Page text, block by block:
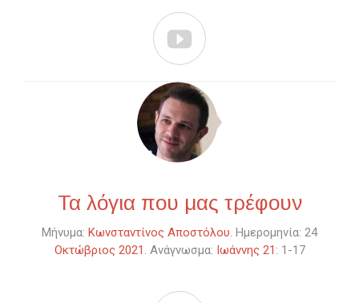

Τα λόγια που μας τρέφουν
Μήνυμα: Κωνσταντίνος Αποστόλου. Ημερομηνία: 24
Οκτώβριος 2021 . Ανάγνωσμα: Ιωάννης 21 : 1-17